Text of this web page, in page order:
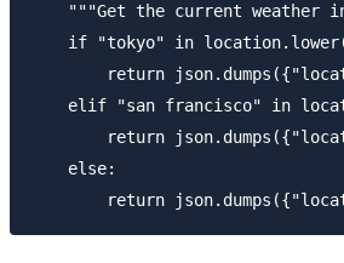
"""Get the current weather
if "tokyo" in
return
elif "san francisco" in
return
    else: